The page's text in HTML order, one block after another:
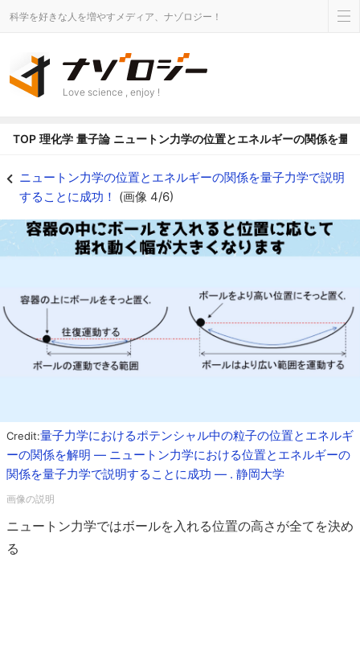
科学を好きな人を増やすメディア、ナゾロジー！
Love science , enjoy !
TOP 理化学 量子論 ニュートン力学の位置とエネルギーの関係を量
ニュートン力学の位置とエネルギーの関係を量子力学で説明
することに成功！ (画像 4/6)
Credit:量子力学におけるポテンシャル中の粒子の位置とエネルギ
ーの関係を解明 ― ニュートン力学における位置とエネルギーの
関係を量子力学で説明することに成功 ― . 静岡大学
ニュートン力学ではボールを入れる位置の高さが全てを決め
る